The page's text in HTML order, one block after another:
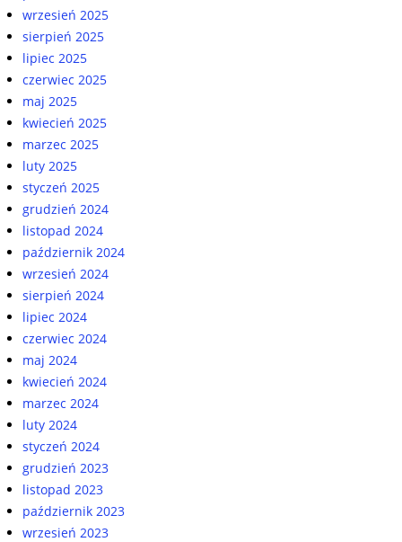
wrzesień 2025
sierpień 2025
lipiec 2025
czerwiec 2025
maj 2025
kwiecień 2025
marzec 2025
luty 2025
styczeń 2025
grudzień 2024
listopad 2024
październik 2024
wrzesień 2024
sierpień 2024
lipiec 2024
czerwiec 2024
maj 2024
kwiecień 2024
marzec 2024
luty 2024
styczeń 2024
grudzień 2023
listopad 2023
październik 2023
wrzesień 2023